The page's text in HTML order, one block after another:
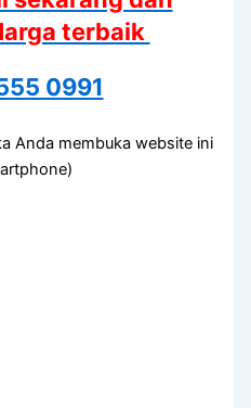
terbaik
0991
Anda membuka website ini